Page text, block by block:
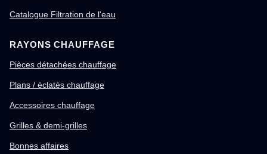
Catalogue Filtration de l'eau
RAYONS CHAUFFAGE
Pièces détachées chauffage
Plans / éclatés chauffage
Accessoires chauffage
Grilles & demi-grilles
Bonnes affaires